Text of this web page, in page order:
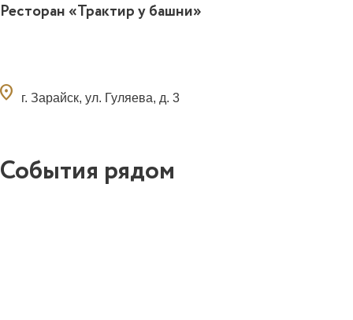
Ресторан «Трактир у башни»
г. Зарайск, ул. Гуляева, д. 3
События рядом